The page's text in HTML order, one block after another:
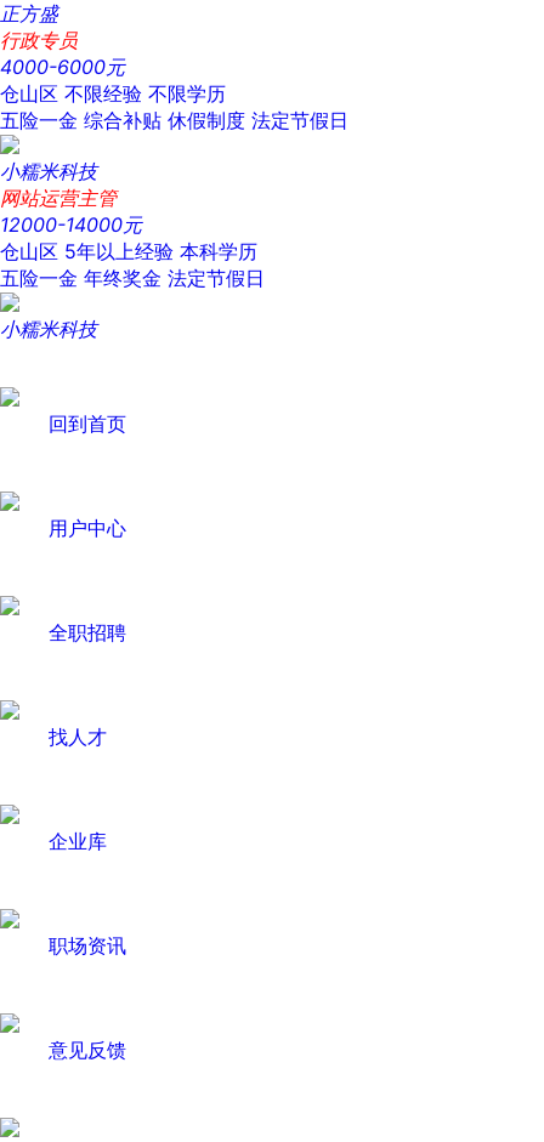
正方盛
行政专员
4000-6000元
仓山区 不限经验 不限学历
五险一金 综合补贴 休假制度 法定节假日
小糯米科技
网站运营主管
12000-14000元
仓山区 5年以上经验 本科学历
五险一金 年终奖金 法定节假日
小糯米科技
回到首页
用户中心
全职招聘
找人才
企业库
职场资讯
意见反馈